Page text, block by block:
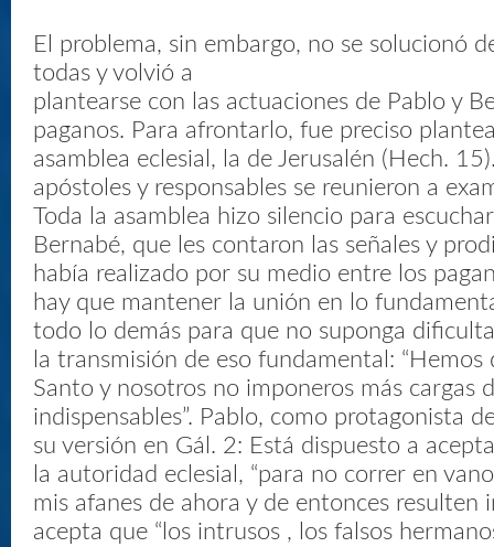
El problema, sin embargo, no se solucionó
todas y volvió a
plantearse con las actuaciones de Pablo y
paganos. Para afrontarlo, fue preciso
asamblea eclesial, la de Jerusalén (Hech.
apóstoles y responsables se reunieron a
Toda la asamblea hizo silencio para
Bernabé, que les contaron las señales y
había realizado por su medio entre los
hay que mantener la unión en lo
todo lo demás para que no suponga
la transmisión de eso fundamental:
Santo y nosotros no imponeros más cargas
indispensables”. Pablo, como protagonista
su versión en Gál. 2: Está dispuesto a
la autoridad eclesial, “para no correr en
mis afanes de ahora y de entonces resulten
acepta que “los intrusos , los falsos